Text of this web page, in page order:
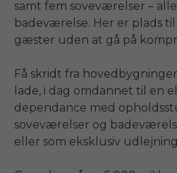
samt fem soveværelser –
badeværelse. Her er plads
gæster uden at gå på
Få skridt fra
lade, i dag omdannet til en
dependance med
soveværelser og
eller som eksklusiv